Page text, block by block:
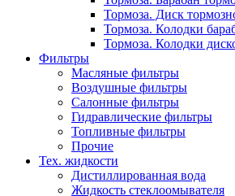
Тормоза. Диск
Тормоза. Колодки
Тормоза. Колодки
Фильтры
Масляные фильтры
Воздушные фильтры
Салонные фильтры
Гидравлические фильтры
Топливные фильтры
Прочие
Тех. жидкости
Дистиллированная вода
Жидкость стеклоомывателя